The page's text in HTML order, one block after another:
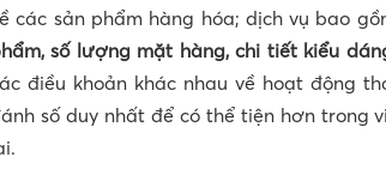
các sản phẩm hàng hóa; dịch vụ bao
số lượng mặt hàng, chi tiết kiểu
điều khoản khác nhau về hoạt động
số duy nhất để có thể tiện hơn trong